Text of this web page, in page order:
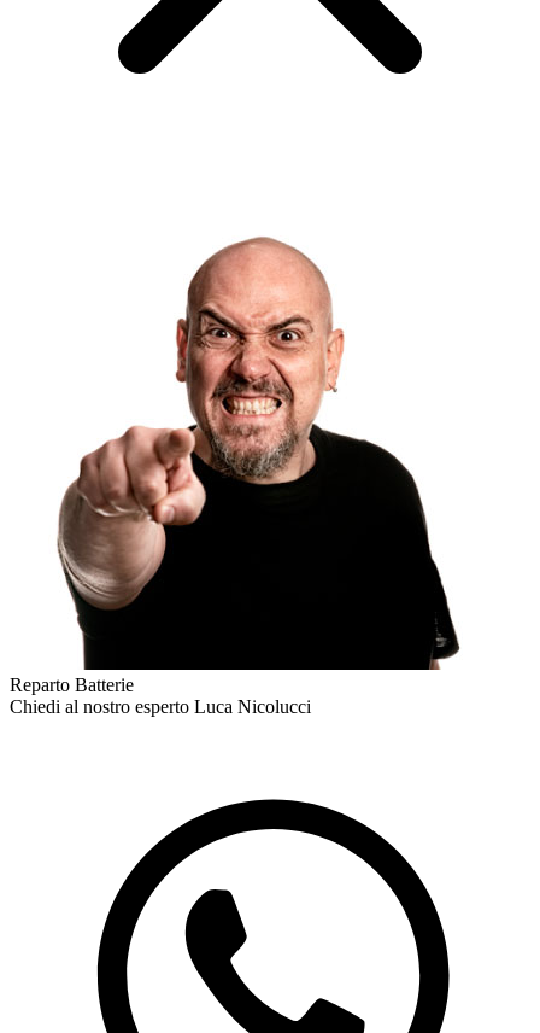
Reparto Batterie
Chiedi al nostro esperto Luca Nicolucci